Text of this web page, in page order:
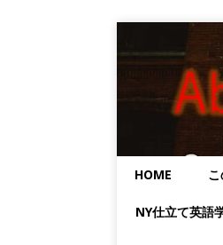
HOME
NY仕立て英語